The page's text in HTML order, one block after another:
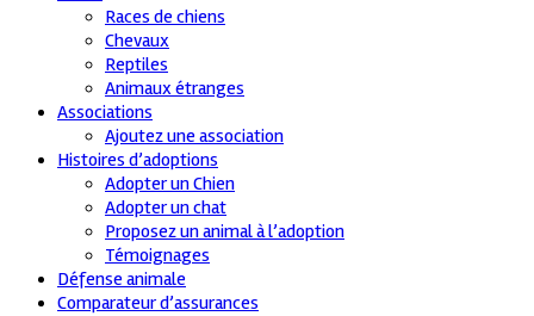
Races de chiens
Chevaux
Reptiles
Animaux étranges
Associations
Ajoutez une association
Histoires d’adoptions
Adopter un Chien
Adopter un chat
Proposez un animal à l’adoption
Témoignages
Défense animale
Comparateur d’assurances